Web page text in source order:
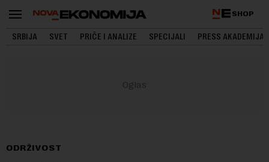
SHOP
SRBIJA SVET PRIČE I ANALIZE SPECIJALI PRESS AKADEMIJA
ODRŽIVOST